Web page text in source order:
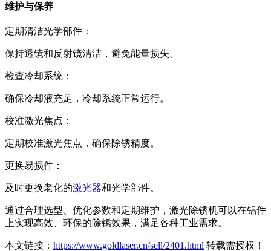
维护与保养
定期清洁光学部件：
保持透镜和反射镜清洁，避免能量损失。
检查冷却系统：
确保冷却液充足，冷却系统正常运行。
校准激光焦点：
定期校准激光焦点，确保除锈精度。
更换易损件：
及时更换老化的激光器和光学部件。
通过合理选型、优化参数和定期维护，激光除锈机可以在铝件
上实现高效、环保的除锈效果，满足各种工业需求。
本文链接： https://www.goldlaser.cn/sell/2401.html 转载需授权！